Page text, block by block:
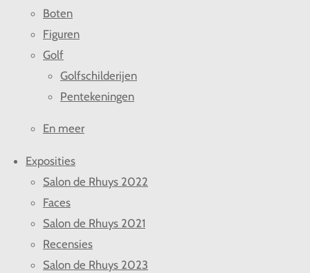
Boten
Figuren
Golf
Golfschilderijen
Pentekeningen
En meer
Exposities
Salon de Rhuys 2022
Faces
Salon de Rhuys 2021
Recensies
Salon de Rhuys 2023